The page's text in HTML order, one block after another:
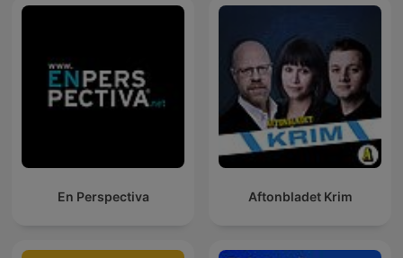
En Perspectiva Aftonbladet Krim